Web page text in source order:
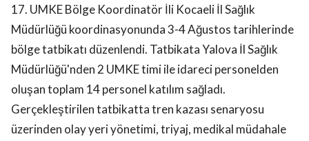
17. UMKE Bölge Koordinatör İli Kocaeli İl Sağlık
Müdürlüğü koordinasyonunda 3-4 Ağustos tarihlerinde
bölge tatbikatı düzenlendi. Tatbikata Yalova İl Sağlık
Müdürlüğü'nden 2 UMKE timi ile idareci personelden
oluşan toplam 14 personel katılım sağladı.
Gerçekleştirilen tatbikatta tren kazası senaryosu
üzerinden olay yeri yönetimi, triyaj, medikal müdahale